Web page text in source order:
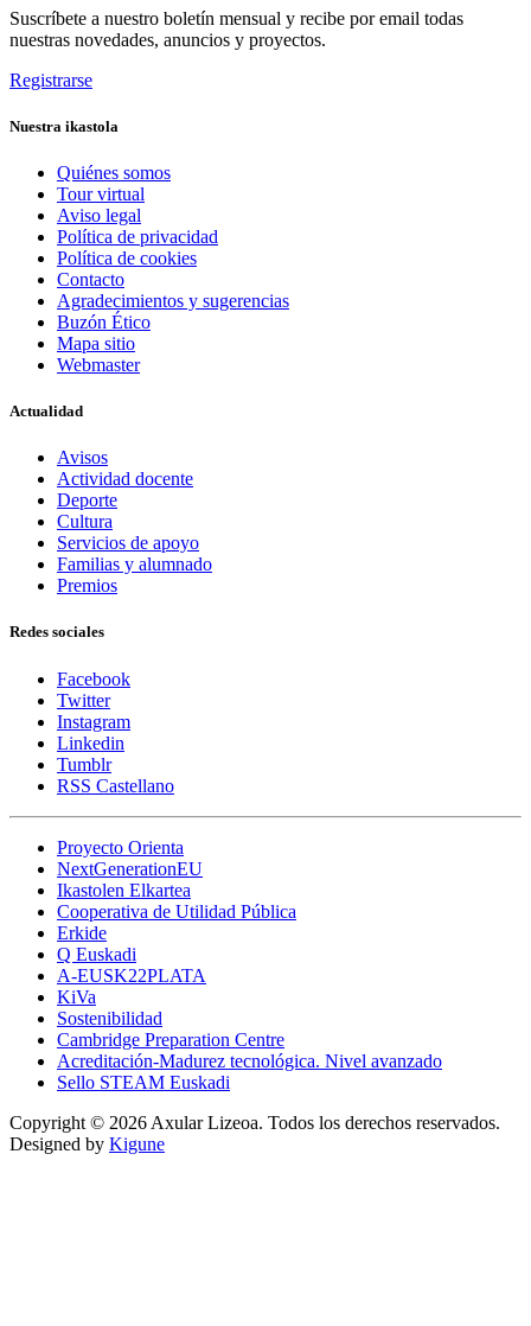
Suscríbete a nuestro boletín mensual y recibe por email todas
nuestras novedades, anuncios y proyectos.
Registrarse
Nuestra ikastola
Quiénes somos
Tour virtual
Aviso legal
Política de privacidad
Política de cookies
Contacto
Agradecimientos y sugerencias
Buzón Ético
Mapa sitio
Webmaster
Actualidad
Avisos
Actividad docente
Deporte
Cultura
Servicios de apoyo
Familias y alumnado
Premios
Redes sociales
Facebook
Twitter
Instagram
Linkedin
Tumblr
RSS Castellano
Proyecto Orienta
NextGenerationEU
Ikastolen Elkartea
Cooperativa de Utilidad Pública
Erkide
Q Euskadi
A-EUSK22PLATA
KiVa
Sostenibilidad
Cambridge Preparation Centre
Acreditación-Madurez tecnológica. Nivel avanzado
Sello STEAM Euskadi
Copyright © 2026 Axular Lizeoa. Todos los derechos reservados.
Designed by Kigune